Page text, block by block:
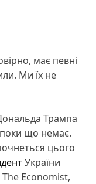
має певні
Ми їх не
Трампа
що немає.
цього
України
The Economist,